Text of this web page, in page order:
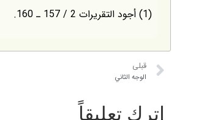
(1) أجود التقريرات 2 / 157 ـ 160.
قبلی
الوجه الثاني
اترك تعليقاً